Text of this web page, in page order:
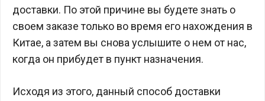
доставки. По этой причине вы будете знать о
своем заказе только во время его нахождения в
Китае, а затем вы снова услышите о нем от нас,
когда он прибудет в пункт назначения.
Исходя из этого, данный способ доставки